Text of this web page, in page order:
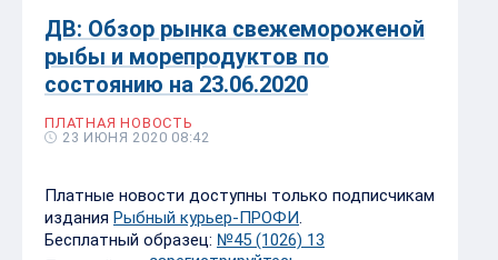
ДВ: Обзор рынка свежемороженой
рыбы и морепродуктов по
состоянию на 23.06.2020
ПЛАТНАЯ НОВОСТЬ
23 ИЮНЯ 2020 08:42
Платные новости доступны только подписчикам
издания Рыбный курьер-ПРОФИ.
Бесплатный образец: №45 (1026) 13